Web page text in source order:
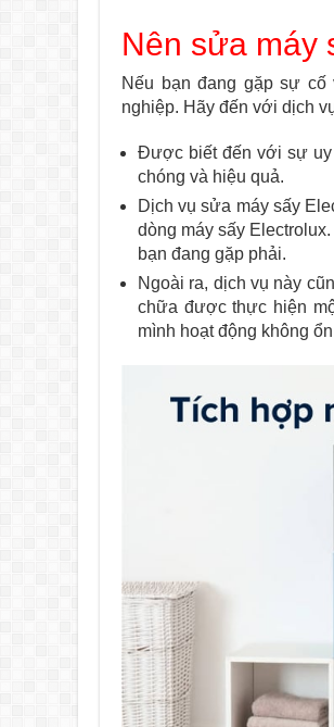
Nên sửa máy
Nếu bạn đang gặp sự
nghiệp. Hãy đến với dịch
Được biết đến với sự uy
chóng và hiệu quả.
Dịch vụ sửa máy sấy
dòng máy sấy
bạn đang gặp phải.
Ngoài ra, dịch vụ này
chữa được thực hiện
mình hoạt động không